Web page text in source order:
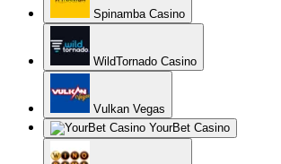
Spinamba Casino
WildTornado Casino
Vulkan Vegas
YourBet Casino